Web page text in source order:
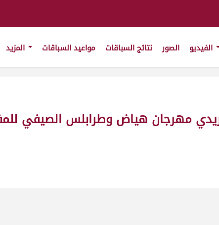
الصور نتائج السباقات مواعيد السباقات